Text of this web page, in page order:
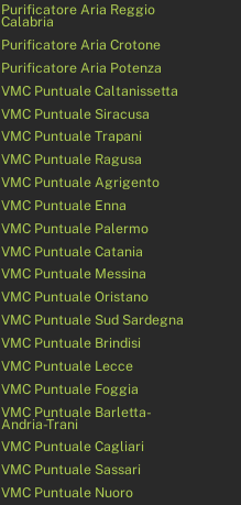
Purificatore Aria Reggio
Calabria
Purificatore Aria Crotone
Purificatore Aria Potenza
VMC Puntuale Caltanissetta
VMC Puntuale Siracusa
VMC Puntuale Trapani
VMC Puntuale Ragusa
VMC Puntuale Agrigento
VMC Puntuale Enna
VMC Puntuale Palermo
VMC Puntuale Catania
VMC Puntuale Messina
VMC Puntuale Oristano
VMC Puntuale Sud Sardegna
VMC Puntuale Brindisi
VMC Puntuale Lecce
VMC Puntuale Foggia
VMC Puntuale Barletta-
Andria-Trani
VMC Puntuale Cagliari
VMC Puntuale Sassari
VMC Puntuale Nuoro